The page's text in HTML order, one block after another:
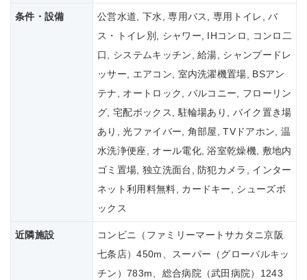
条件・設備
公営水道, 下水, 専用バス, 専用トイレ, バ
ス・トイレ別, シャワー, IHコンロ, コンロ二
口, システムキッチン, 給湯, シャンプードレ
ッサー, エアコン, 室内洗濯機置場, BSアン
テナ, オートロック, バルコニー, フローリン
グ, 宅配ボックス, 駐輪場あり, バイク置き場
あり, 光ファイバー, 角部屋, TVドアホン, 温
水洗浄便座, オール電化, 浴室乾燥機, 敷地内
ゴミ置場, 独立洗面台, 防犯カメラ, インター
ネット利用料無料, カードキー, シューズボ
ックス
近隣施設
コンビニ（ファミリーマートサカタニ京阪
七条店）450m、スーパー（グローバルキッ
チン）783m、総合病院（武田病院）1243